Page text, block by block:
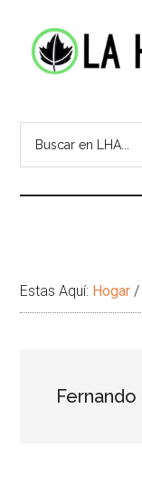
secondary
PrincipalHoja
de
de
temas
Estas Aquí: Hogar /
Fernando